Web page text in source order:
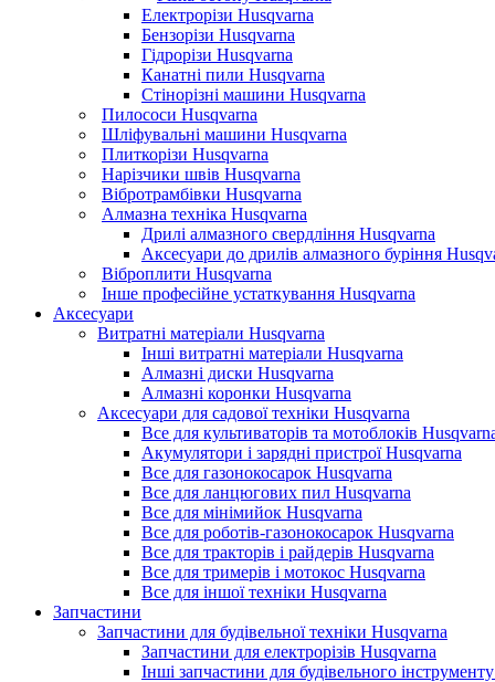
Електрорізи Husqvarna
Бензорізи Husqvarna
Гідрорізи Husqvarna
Канатні пили Husqvarna
Стінорізні машини Husqvarna
Пилососи Husqvarna
Шліфувальні машини Husqvarna
Плиткорізи Husqvarna
Нарізчики швів Husqvarna
Вібротрамбівки Husqvarna
Алмазна техніка Husqvarna
Дрилі алмазного свердління Husqvarna
Аксесуари до дрилів алмазного буріння
Віброплити Husqvarna
Інше професійне устаткування Husqvarna
Аксесуари
Витратні матеріали Husqvarna
Інші витратні матеріали Husqvarna
Алмазні диски Husqvarna
Алмазні коронки Husqvarna
Аксесуари для садової техніки Husqvarna
Все для культиваторів та мотоблоків
Акумулятори і зарядні пристрої Husqvarna
Все для газонокосарок Husqvarna
Все для ланцюгових пил Husqvarna
Все для мінімийок Husqvarna
Все для роботів-газонокосарок Husqvarna
Все для тракторів і райдерів Husqvarna
Все для тримерів і мотокос Husqvarna
Все для іншої техніки Husqvarna
Запчастини
Запчастини для будівельної техніки Husqvarna
Запчастини для електрорізів Husqvarna
Інші запчастини для будівельного